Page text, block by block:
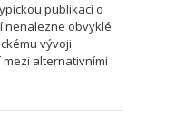
publikací o
nenalezne obvyklé
vývoji
mezi alternativními